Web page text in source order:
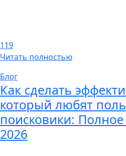
119
Читать полностью
Блог
Как сделать
который любят
поисковики: Полное
2026